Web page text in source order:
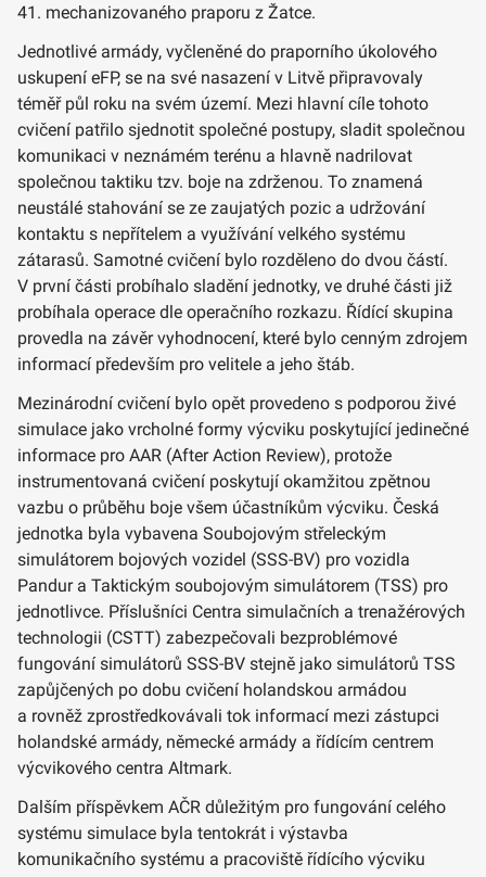
41. mechanizovaného praporu z Žatce.
Jednotlivé armády, vyčleněné do praporního úkolového
uskupení eFP, se na své nasazení v Litvě připravovaly
téměř půl roku na svém území. Mezi hlavní cíle tohoto
cvičení patřilo sjednotit společné postupy, sladit společnou
komunikaci v neznámém terénu a hlavně nadrilovat
společnou taktiku tzv. boje na zdrženou. To znamená
neustálé stahování se ze zaujatých pozic a udržování
kontaktu s nepřítelem a využívání velkého systému
zátarasů. Samotné cvičení bylo rozděleno do dvou částí.
V první části probíhalo sladění jednotky, ve druhé části již
probíhala operace dle operačního rozkazu. Řídící skupina
provedla na závěr vyhodnocení, které bylo cenným zdrojem
informací především pro velitele a jeho štáb.
Mezinárodní cvičení bylo opět provedeno s podporou živé
simulace jako vrcholné formy výcviku poskytující jedinečné
informace pro AAR (After Action Review), protože
instrumentovaná cvičení poskytují okamžitou zpětnou
vazbu o průběhu boje všem účastníkům výcviku. Česká
jednotka byla vybavena Soubojovým střeleckým
simulátorem bojových vozidel (SSS-BV) pro vozidla
Pandur a Taktickým soubojovým simulátorem (TSS) pro
jednotlivce. Příslušníci Centra simulačních a trenažérových
technologii (CSTT) zabezpečovali bezproblémové
fungování simulátorů SSS-BV stejně jako simulátorů TSS
zapůjčených po dobu cvičení holandskou armádou
a rovněž zprostředkovávali tok informací mezi zástupci
holandské armády, německé armády a řídícím centrem
výcvikového centra Altmark.
Dalším příspěvkem AČR důležitým pro fungování celého
systému simulace byla tentokrát i výstavba
komunikačního systému a pracoviště řídícího výcviku